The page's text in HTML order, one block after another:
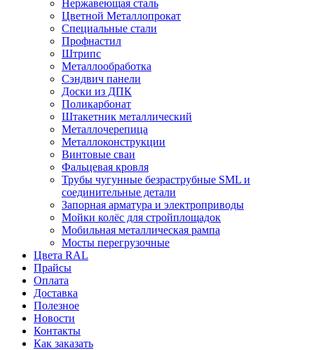
Нержавеющая сталь
Цветной Металлопрокат
Специальные стали
Профнастил
Штрипс
Металлообработка
Сэндвич панели
Доски из ДПК
Поликарбонат
Штакетник металлический
Металлочерепица
Металлоконструкции
Винтовые сваи
Фальцевая кровля
Трубы чугунные безраструбные SML и
соединительные детали
Запорная арматура и электроприводы
Мойки колёс для стройплощадок
Мобильная металлическая рампа
Мосты перегрузочные
Цвета RAL
Прайсы
Оплата
Доставка
Полезное
Новости
Контакты
Как заказать